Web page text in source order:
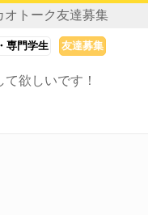
オトーク友達募集
専門学生 友達募集
欲しいです！